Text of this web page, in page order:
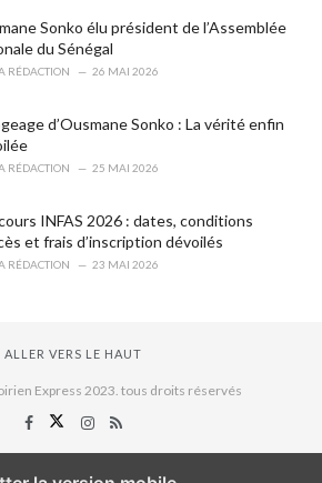
Sonko élu président de l’Assemblée
du Sénégal
RÉDACTION 26 MAI 2026
d’Ousmane Sonko : La vérité enfin
RÉDACTION 25 MAI 2026
INFAS 2026 : dates, conditions
et frais d’inscription dévoilés
RÉDACTION 23 MAI 2026
ALLER VERS LE HAUT
Express 2023. tous droits réservés